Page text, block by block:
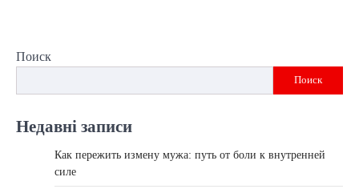
Поиск
Поиск
Недавні записи
Как пережить измену мужа: путь от боли к внутренней
силе